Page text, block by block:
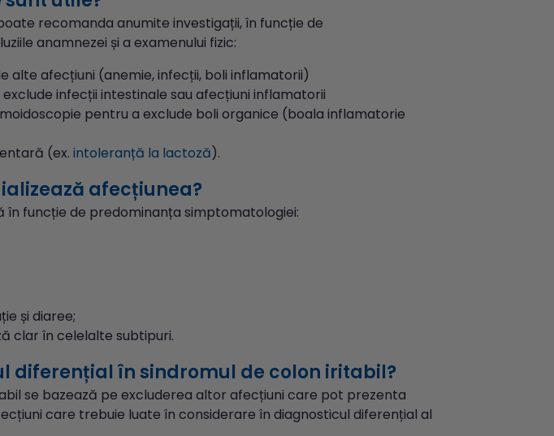
recomanda anumite investigații, în funcție de
anamnezei și a examenului fizic:
alte afecțiuni (anemie, infecții, boli inflamatorii)
infecții intestinale sau afecțiuni inflamatorii
pentru a exclude boli organice (boala inflamatorie
(ex. intoleranță la lactoză).
afecțiunea?
în funcție de predominanța simptomatologiei:
și diaree;
clar în celelalte subtipuri.
diferențial în sindromul de colon iritabil?
se bazează pe excluderea altor afecțiuni care pot prezenta
care trebuie luate în considerare în diagnosticul diferențial al